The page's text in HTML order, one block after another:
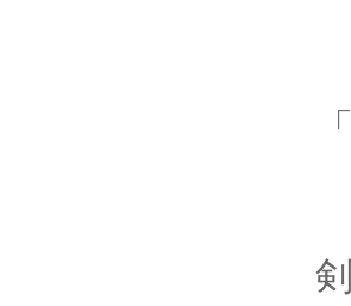
「･････
剣心がこう